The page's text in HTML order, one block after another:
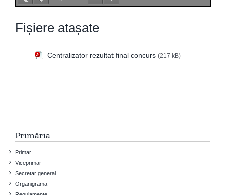
Fișiere atașate
Centralizator rezultat final concurs (217 kB)
Primăria
Primar
Viceprimar
Secretar general
Organigrama